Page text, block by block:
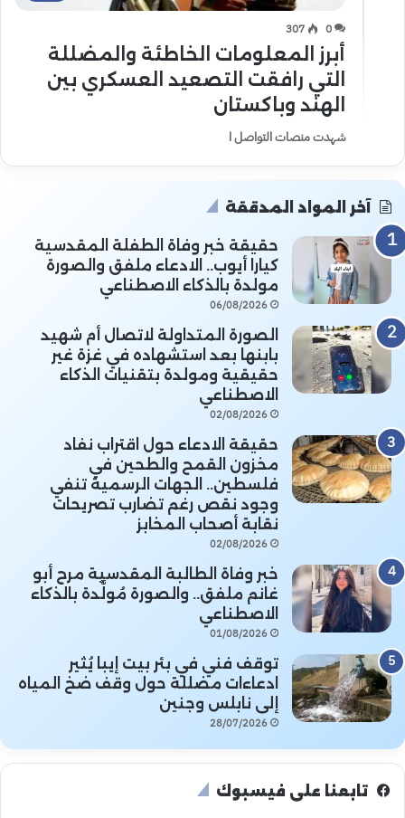
0
307
أبرز المعلومات الخاطئة والمضللة
التي رافقت التصعيد العسكري بين
الهند وباكستان
شهدت منصات التواصل ا
آخر المواد المدققة
حقيقة خبر وفاة الطفلة المقدسية
كيارا أيوب.. الادعاء ملفق والصورة
مولدة بالذكاء الاصطناعي
06/08/2026
الصورة المتداولة لاتصال أم شهيد
بابنها بعد استشهاده في غزة غير
حقيقية ومولدة بتقنيات الذكاء
الاصطناعي
02/08/2026
حقيقة الادعاء حول اقتراب نفاد
مخزون القمح والطحين في
فلسطين.. الجهات الرسمية تنفي
وجود نقص رغم تضارب تصريحات
نقابة أصحاب المخابز
02/08/2026
خبر وفاة الطالبة المقدسية مرح أبو
غانم ملفق.. والصورة مُولَّدة بالذكاء
الاصطناعي
01/08/2026
توقف فني في بئر بيت إيبا يُثير
ادعاءات مضللة حول وقف ضخ المياه
إلى نابلس وجنين
28/07/2026
تابعنا على فيسبوك